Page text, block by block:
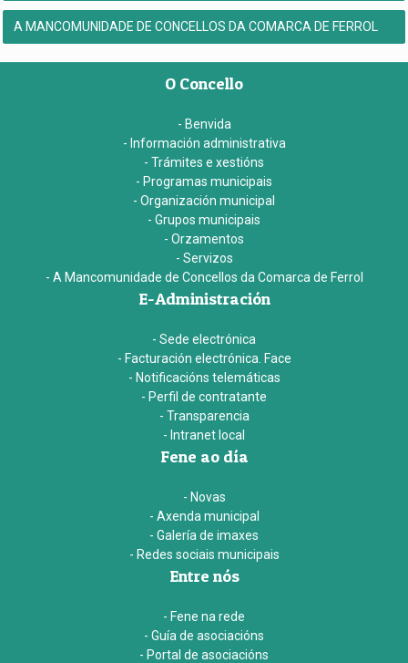
A MANCOMUNIDADE DE CONCELLOS DA COMARCA DE FERROL
O Concello
- Benvida
- Información administrativa
- Trámites e xestións
- Programas municipais
- Organización municipal
- Grupos municipais
- Orzamentos
- Servizos
- A Mancomunidade de Concellos da Comarca de Ferrol
E-Administración
- Sede electrónica
- Facturación electrónica. Face
- Notificacións telemáticas
- Perfil de contratante
- Transparencia
- Intranet local
Fene ao día
- Novas
- Axenda municipal
- Galería de imaxes
- Redes sociais municipais
Entre nós
- Fene na rede
- Guía de asociacións
- Portal de asociacións